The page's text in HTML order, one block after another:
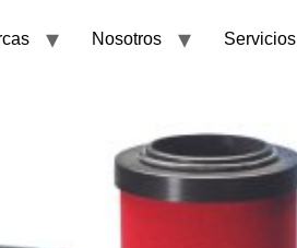
Nosotros Servicios